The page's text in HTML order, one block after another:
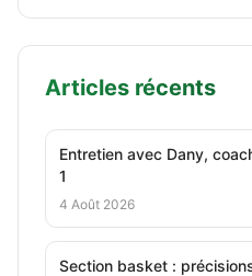
Articles récents
Entretien avec Dany,
1
4 Août 2026
Section basket :